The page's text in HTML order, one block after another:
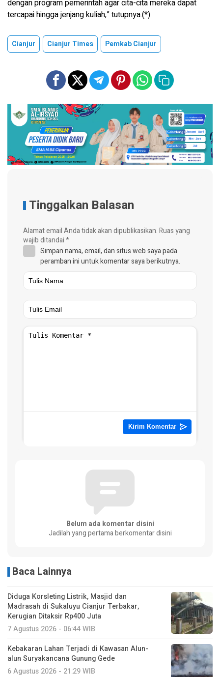
dengan program pemerintah agar cita-cita mereka dapat
tercapai hingga jenjang kuliah,” tutupnya.(*)
Cianjur Cianjur Times Pemkab Cianjur
Tinggalkan Balasan
Alamat email Anda tidak akan dipublikasikan.Ruas yang
wajib ditandai*
Simpan nama, email, dan situs web saya pada
peramban ini untuk komentar saya berikutnya.
Belum ada komentar disini
Jadilah yang pertama berkomentar disini
Baca Lainnya
Diduga Korsleting Listrik, Masjid dan
Madrasah di Sukaluyu Cianjur Terbakar,
Kerugian Ditaksir Rp400 Juta
7 Agustus 2026 - 06:44 WIB
Kebakaran Lahan Terjadi di Kawasan Alun-
alun Suryakancana Gunung Gede
6 Agustus 2026 - 21:29 WIB